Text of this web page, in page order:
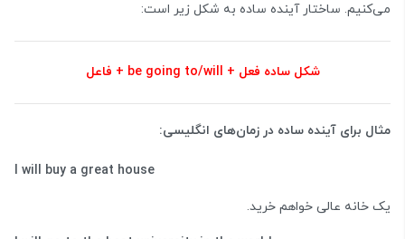
می‌کنیم. ساختار آینده ساده به شکل زیر است:
شکل ساده فعل + be going to/will + فاعل
مثال برای آینده ساده در زمان‌های انگلیسی:
I will buy a great house
یک خانه عالی خواهم خرید.